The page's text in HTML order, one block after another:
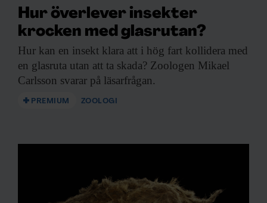
Hur överlever insekter
krocken med glasrutan?
Hur kan en insekt klara att i hög fart kollidera med
en glasruta utan att ta skada? Zoologen Mikael
Carlsson svarar på läsarfrågan.
PREMIUM ZOOLOGI